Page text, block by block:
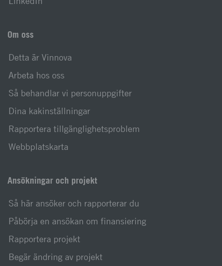
Om oss
Detta är Vinnova
Arbeta hos oss
Så behandlar vi personuppgifter
Dina kakinställningar
Rapportera tillgänglighetsproblem
Webbplatskarta
Ansökningar och projekt
Så här ansöker och rapporterar du
Påbörja en ansökan om finansiering
Rapportera projekt
Begär ändring av projekt